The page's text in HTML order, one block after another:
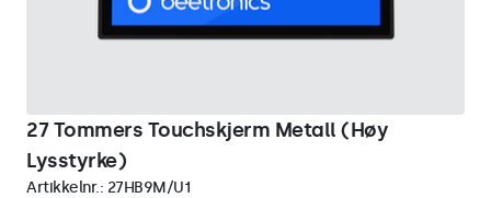
27 Tommers Touchskjerm Metall (Høy
Lysstyrke)
Artikkelnr.: 27HB9M/U1